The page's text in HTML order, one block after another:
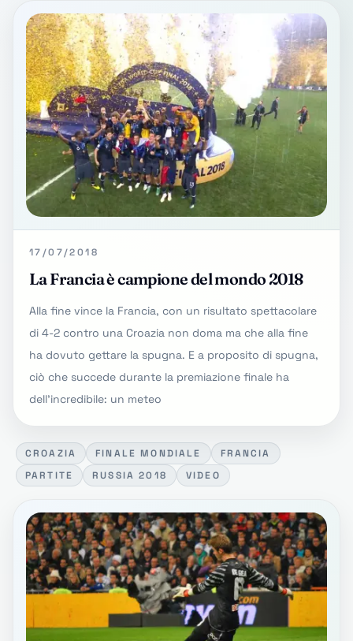
17/07/2018
La Francia è campione del mondo 2018
Alla fine vince la Francia, con un risultato spettacolare
di 4-2 contro una Croazia non doma ma che alla fine
ha dovuto gettare la spugna. E a proposito di spugna,
ciò che succede durante la premiazione finale ha
dell'incredibile: un meteo
CROAZIA FINALE MONDIALE
FRANCIA
PARTITE
RUSSIA 2018 VIDEO